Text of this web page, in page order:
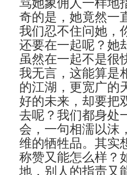
奇的是，她竟然一
我们忍不住问她，
还要在一起呢？她
虽然在一起不是很
我无言，这能算是
的江湖，更宽广的
好的未来，却要把
去呢？我们都身处
会，一句相濡以沫
维的牺牲品。其实
称赞又能怎么样？
地，别人的指责又